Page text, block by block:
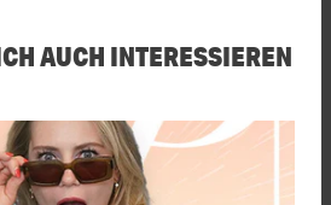
AUCH INTERESSIEREN